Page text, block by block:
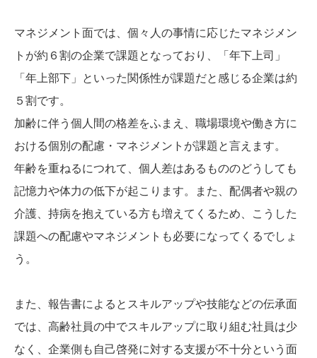
マネジメント面では、個々人の事情に応じたマネジメン
トが約６割の企業で課題となっており、「年下上司」
「年上部下」といった関係性が課題だと感じる企業は約
５割です。
加齢に伴う個人間の格差をふまえ、職場環境や働き方に
おける個別の配慮・マネジメントが課題と言えます。
年齢を重ねるにつれて、個人差はあるもののどうしても
記憶力や体力の低下が起こります。また、配偶者や親の
介護、持病を抱えている方も増えてくるため、こうした
課題への配慮やマネジメントも必要になってくるでしょ
う。
また、報告書によるとスキルアップや技能などの伝承面
では、高齢社員の中でスキルアップに取り組む社員は少
なく、企業側も自己啓発に対する支援が不十分という面